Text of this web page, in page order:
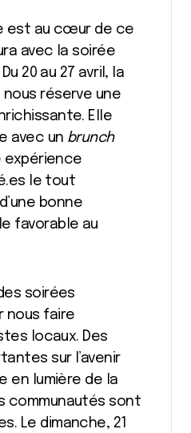
est au cœur de ce
avec la soirée
20 au 27 avril, la
nous réserve une
Elle
avec un brunch
expérience
le tout
bonne
favorable au
soirées
nous faire
locaux. Des
sur l’avenir
en lumière de la
communautés sont
Le dimanche, 21